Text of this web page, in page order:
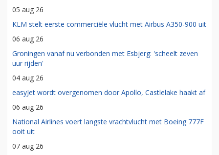
05 aug 26
KLM stelt eerste commerciële vlucht met Airbus A350-900 uit
06 aug 26
Groningen vanaf nu verbonden met Esbjerg: 'scheelt zeven
uur rijden'
04 aug 26
easyJet wordt overgenomen door Apollo, Castlelake haakt af
06 aug 26
National Airlines voert langste vrachtvlucht met Boeing 777F
ooit uit
07 aug 26